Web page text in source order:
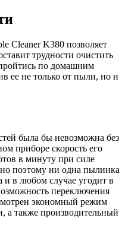
Cleaner K380 позволяет
трудности очистить
по домашним
ее не только от пыли, но и
была бы невозможна без
приборе скорость его
в минуту при силе
поэтому ни одна пылинка
в любом случае угодит в
переключения
экономный режим
а также производительный